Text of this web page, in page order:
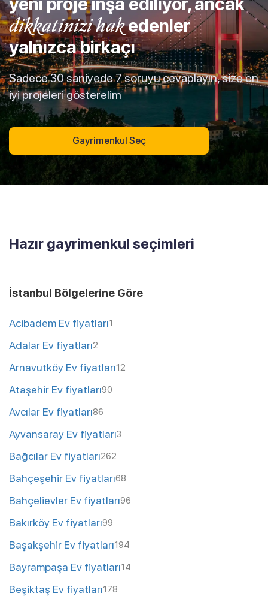
dikkatinizi hakedenler
yalnızca birkaçı
Sadece 30 saniyede 7 soruyu cevaplayın, size en
iyi projeleri gösterelim
Gayrimenkul Seç
Hazır gayrimenkul seçimleri
İstanbul Bölgelerine Göre
Acibadem Ev fiyatları1
Adalar Ev fiyatları2
Arnavutköy Ev fiyatları12
Ataşehir Ev fiyatları90
Avcılar Ev fiyatları86
Ayvansaray Ev fiyatları3
Bağcılar Ev fiyatları262
Bahçeşehir Ev fiyatları68
Bahçelievler Ev fiyatları96
Bakırköy Ev fiyatları99
Başakşehir Ev fiyatları194
Bayrampaşa Ev fiyatları14
Beşiktaş Ev fiyatları178